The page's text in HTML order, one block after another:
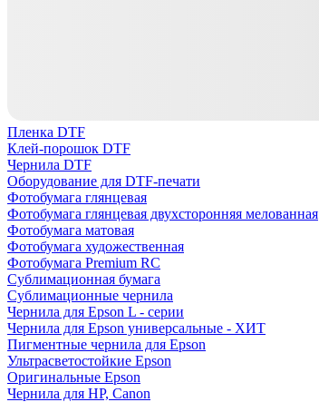
Пленка DTF
Клей-порошок DTF
Чернила DTF
Оборудование для DTF-печати
Фотобумага глянцевая
Фотобумага глянцевая двухсторонняя мелованная
Фотобумага матовая
Фотобумага художественная
Фотобумага Premium RC
Сублимационная бумага
Сублимационные чернила
Чернила для Epson L - серии
Чернила для Epson универсальные - ХИТ
Пигментные чернила для Epson
Ультрасветостойкие Epson
Оригинальные Epson
Чернила для HP, Canon